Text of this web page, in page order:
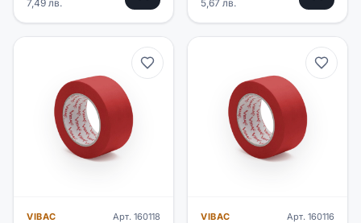
7,49 лв. 5,67 лв.
VIBAC Арт. 160118 VIBAC Арт. 160116